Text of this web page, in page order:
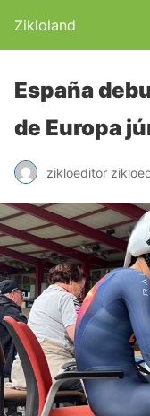
Zikloland
España
de Europa
zikloeditor